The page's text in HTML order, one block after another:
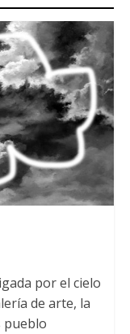
por el cielo
de arte, la
pueblo